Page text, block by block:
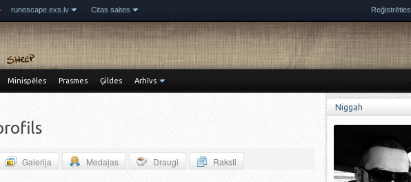
runescape.exs.lv Citas saites Reģistrēties
Minispēles Prasmes Ģildes Arhīvs
Galerija Medaļas Draugi
Raksti
Niggah